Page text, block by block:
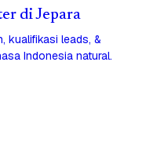
di Jepara
kualifikasi leads, &
Indonesia natural.